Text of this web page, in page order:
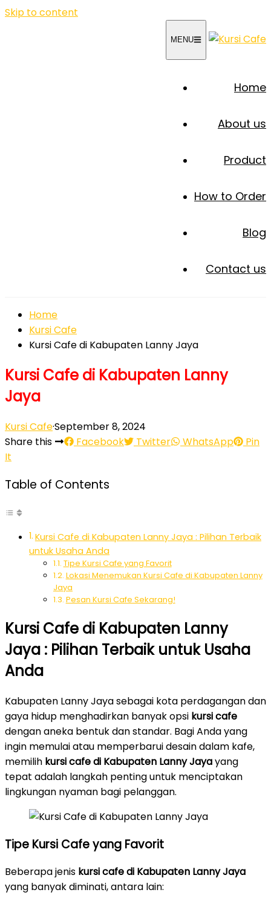
Skip to content
MENU
Home
About us
Product
How to Order
Blog
Contact us
Home
Kursi Cafe
Kursi Cafe di Kabupaten Lanny Jaya
Kursi Cafe di Kabupaten Lanny
Jaya
Kursi Cafe·September 8, 2024
Share this
Facebook Twitter WhatsApp
Pin
It
Table of Contents
Kursi Cafe di Kabupaten Lanny Jaya : Pilihan Terbaik
untuk Usaha Anda
Tipe Kursi Cafe yang Favorit
Lokasi Menemukan Kursi Cafe di Kabupaten Lanny
Jaya
Pesan Kursi Cafe Sekarang!
Kursi Cafe di Kabupaten Lanny
Jaya : Pilihan Terbaik untuk Usaha
Anda
Kabupaten Lanny Jaya sebagai kota perdagangan dan
gaya hidup menghadirkan banyak opsi kursi cafe
dengan aneka bentuk dan standar. Bagi Anda yang
ingin memulai atau memperbarui desain dalam kafe,
memilih kursi cafe di Kabupaten Lanny Jayayang
tepat adalah langkah penting untuk menciptakan
lingkungan nyaman bagi pelanggan.
Tipe Kursi Cafe yang Favorit
Beberapa jenis kursi cafe di Kabupaten Lanny Jaya
yang banyak diminati, antara lain: